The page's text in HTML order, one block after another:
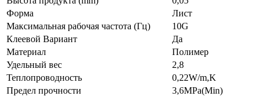
Форма
Лист
Максимальная рабочая частота (Гц)
10G
Клеевой Вариант
Да
Материал
Полимер
Удельный вес
2,8
Теплопроводность
0,22W/m,K
Предел прочности
3,6MPa(Min)